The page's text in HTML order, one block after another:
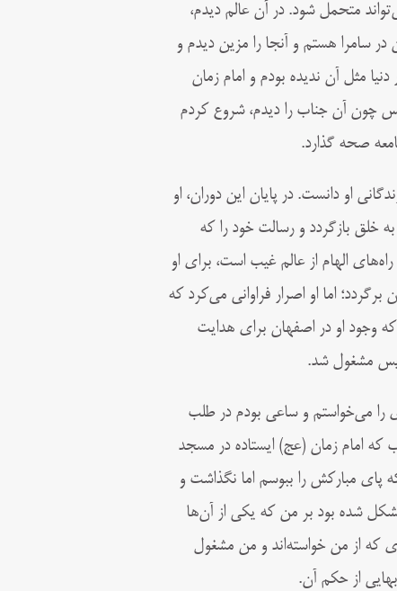
متحمل شود. در آن عالم ديدم،
سامرا هستم و آنجا را مزين ديدم و
مثل آن نديده بودم و امام زمان
چون آن جناب را ديدم، شروع کردم
صحه گذارد.
او دانست. در پايان اين دوران، او
خلق بازگردد و رسالت خود را که
الهام از عالم غيب است، برای او
اما او اصرار فراوانی می‌کرد که
وجود او در اصفهان برای هدايت
مشغول شد.
را می‌خواستم و ساعى بودم در طلب
که امام زمان (عج) ایستاده در مسجد
مبارکش را ببوسم اما نگذاشت و
شده بود بر من که یکى از آن‌ها
که از من خواسته‌اند و من مشغول
از حکم آن.